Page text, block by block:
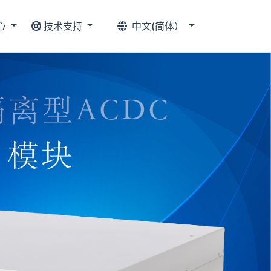
技术支持 中文(简体）